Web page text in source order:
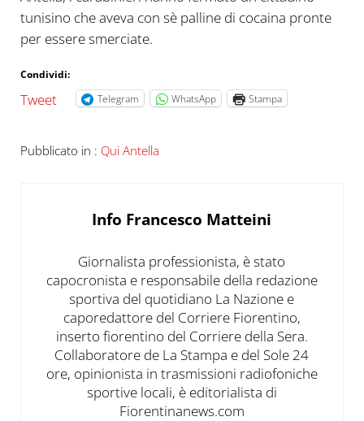
tunisino che aveva con sè palline di cocaina pronte
per essere smerciate.
Condividi:
Tweet Telegram WhatsApp Stampa
Pubblicato in : Qui Antella
Info Francesco Matteini
Giornalista professionista, è stato
capocronista e responsabile della redazione
sportiva del quotidiano La Nazione e
caporedattore del Corriere Fiorentino,
inserto fiorentino del Corriere della Sera.
Collaboratore de La Stampa e del Sole 24
ore, opinionista in trasmissioni radiofoniche
sportive locali, è editorialista di
Fiorentinanews.com